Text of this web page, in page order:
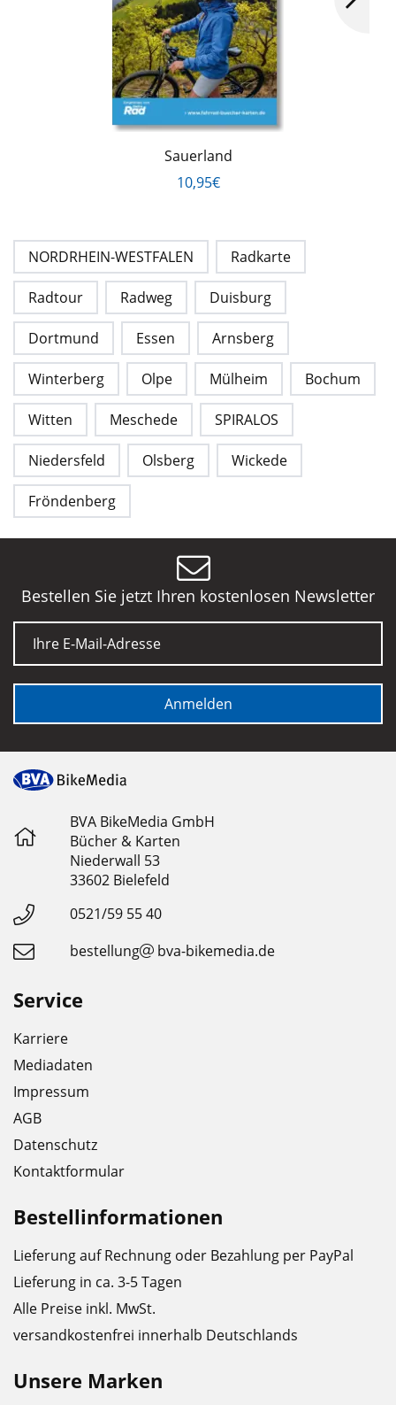
Sauerland
10,95€
NORDRHEIN-WESTFALEN Radkarte
Radtour Radweg Duisburg
Dortmund Essen Arnsberg
Winterberg Olpe Mülheim Bochum
Witten Meschede SPIRALOS
Niedersfeld Olsberg Wickede
Fröndenberg
Bestellen Sie jetzt Ihren kostenlosen Newsletter
E-Mail
Anmelden
BVA BikeMedia GmbH
Bücher & Karten
Niederwall 53
33602 Bielefeld
0521/59 55 40
bestellung
bva-bikemedia.de
Service
Karriere
Mediadaten
Impressum
AGB
Datenschutz
Kontaktformular
Bestellinformationen
Lieferung auf Rechnung oder Bezahlung per PayPal
Lieferung in ca. 3-5 Tagen
Alle Preise inkl. MwSt.
versandkostenfrei innerhalb Deutschlands
Unsere Marken